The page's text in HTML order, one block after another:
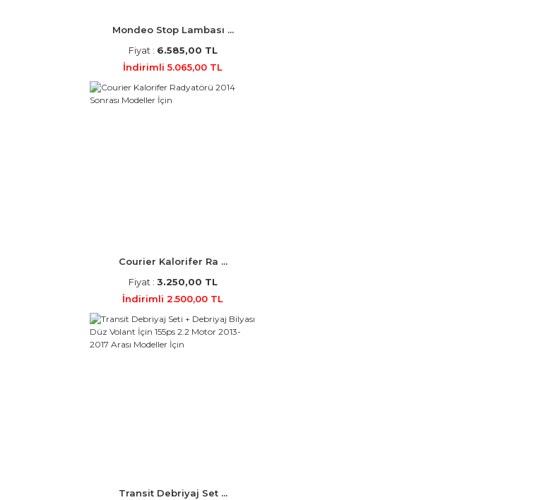
Mondeo Stop Lambası ...
Fiyat : 6.585,00 TL
İndirimli 5.065,00 TL
Courier Kalorifer Ra ...
Fiyat : 3.250,00 TL
İndirimli 2.500,00 TL
Transit Debriyaj Set ...